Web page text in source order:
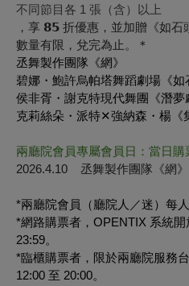
不同節目各 1 張（含）以上
，享 𝟴𝟱 折優惠，並加贈《如石
數量有限，兌完為止。＊
丞舞製作團隊《網》
碧娜・鮑許烏帕塔舞蹈劇場《如
侯非胥・謝克特現代舞團《潛夢
克莉絲朵・派特✕強納森・楊《
兩廳院會員專屬會員日：當日購
2026.4.10 丞舞製作團隊《網》
*兩廳院會員（廳院人／迷）每人
*網路購票者，OPENTIX 系統
23:59。
*臨櫃購票者，限於兩廳院服務
12:00 至 20:00。